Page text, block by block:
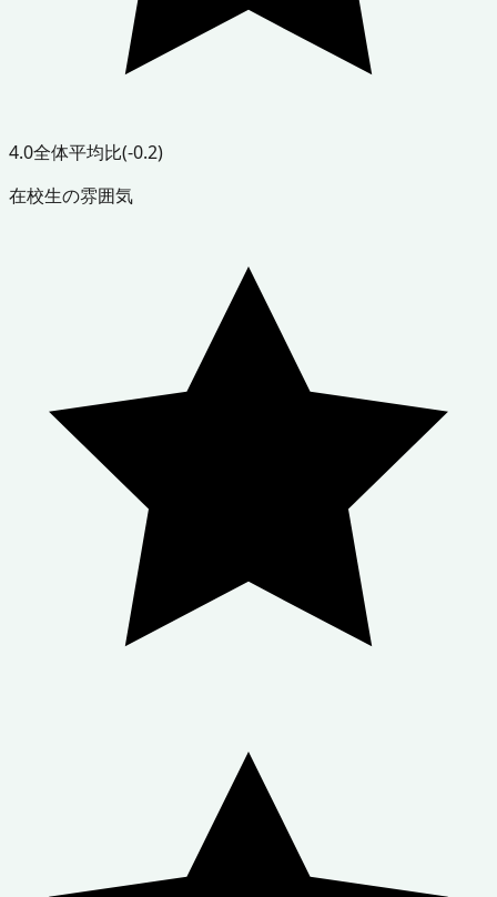
4.0全体平均比(-0.2)
在校生の雰囲気